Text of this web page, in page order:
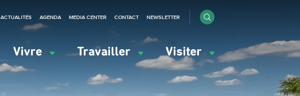
Vivre Travailler Visiter
ACTUALITÉS AGENDA MEDIA CENTER CONTACT NEWSLETTER